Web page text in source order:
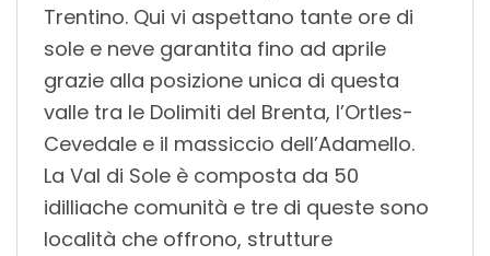
Trentino. Qui vi aspettano tante ore di
sole e neve garantita fino ad aprile
grazie alla posizione unica di questa
valle tra le Dolimiti del Brenta, l’Ortles-
Cevedale e il massiccio dell’Adamello.
La Val di Sole è composta da 50
idilliache comunità e tre di queste sono
località che offrono, strutture